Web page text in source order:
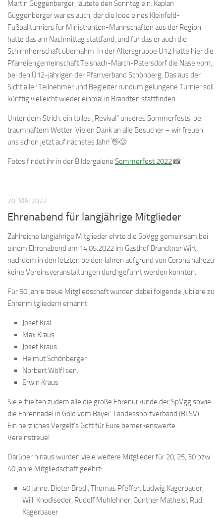
Martin Guggenberger, läutete den Sonntag ein. Kaplan
Guggenberger war es auch, der die Idee eines Kleinfeld-
Fußballturniers für Ministranten-Mannschaften aus der Region
hatte das am Nachmittag stattfand, und für das er auch die
Schirmherrschaft übernahm. In der Altersgruppe U12 hatte hier die
Pfarreiengemeinschaft Teisnach-March-Patersdorf die Nase vorn,
bei den Ü12-jährigen der Pfarrverband Schönberg. Das aus der
Sicht aller Teilnehmer und Begleiter rundum gelungene Turnier soll
künftig vielleicht wieder einmal in Brandten stattfinden.
Unter dem Strich: ein tolles „Revival“ unseres Sommerfests, bei
traumhaftem Wetter. Vielen Dank an alle Besucher – wir freuen
uns schon jetzt auf nächstes Jahr! 👋😊
Fotos findet ihr in der Bildergalerie Sommerfest 2022📸
20. MAI 2022
Ehrenabend für langjährige Mitglieder
Zahlreiche langjährige Mitglieder ehrte die SpVgg gemeinsam bei
einem Ehrenabend am 14.05.2022 im Gasthof Brandtner Wirt,
nachdem in den letzten beiden Jahren aufgrund von Corona nahezu
keine Vereinsveranstaltungen durchgeführt werden konnten.
Für 50 Jahre treue Mitgliedschaft wurden dabei folgende Jubilare zu
Ehrenmitgliedern ernannt:
Josef Kral
Max Kraus
Josef Kraus
Helmut Schönberger
Norbert Wölfl sen.
Erwin Kraus
Sie erhielten zudem alle die große Ehrenurkunde der SpVgg sowie
die Ehrennadel in Gold vom Bayer. Landessportverband (BLSV).
Ein herzliches Vergelt’s Gott für Eure bemerkenswerte
Vereinstreue!
Darüber hinaus wurden viele weitere Mitglieder für 20, 25, 30 bzw.
40 Jahre Mitgliedschaft geehrt:
40 Jahre: Dieter Bredl, Thomas Pfeffer. Ludwig Kagerbauer,
Willi Knödlseder, Rudolf Mühlehner, Günther Matheisl, Rudi
Kagerbauer